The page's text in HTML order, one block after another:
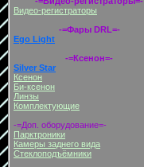
Видео-регистраторы
-=Фары DRL=-
Ego Light
-=Ксенон=-
Silver Star
Ксенон
Би-ксенон
Линзы
Комплектующие
-=Доп. оборудование=-
Парктроники
Камеры заднего вида
Стеклоподъёмники